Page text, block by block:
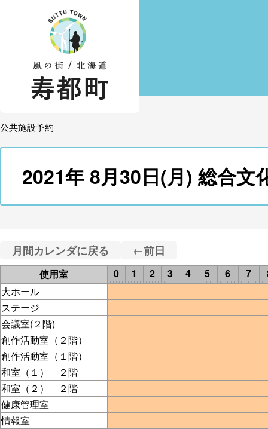
公共施設予約
2021年 8月30日(月) 総合
月間カレンダに戻る ←前日
使用室 0 1 2 3 4 5 6 7
大ホール
ステージ
会議室(２階)
創作活動室（２階）
創作活動室（１階）
和室（１） ２階
和室（２） ２階
健康管理室
情報室